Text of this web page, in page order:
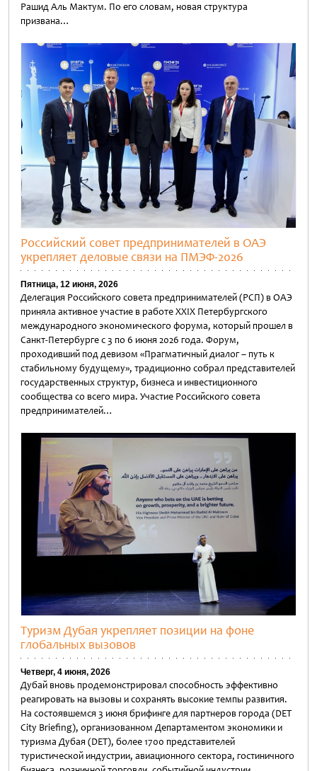
Рашид Аль Мактум. По его словам, новая структура
призвана…
Российский совет предпринимателей в ОАЭ
укрепляет деловые связи на ПМЭФ-2026
Пятница, 12 июня, 2026
Делегация Российского совета предпринимателей (РСП) в ОАЭ
приняла активное участие в работе XXIX Петербургского
международного экономического форума, который прошел в
Санкт-Петербурге с 3 по 6 июня 2026 года. Форум,
проходивший под девизом «Прагматичный диалог – путь к
стабильному будущему», традиционно собрал представителей
государственных структур, бизнеса и инвестиционного
сообщества со всего мира. Участие Российского совета
предпринимателей…
Туризм Дубая укрепляет позиции на фоне
глобальных вызовов
Четверг, 4 июня, 2026
Дубай вновь продемонстрировал способность эффективно
реагировать на вызовы и сохранять высокие темпы развития.
На состоявшемся 3 июня брифинге для партнеров города (DET
City Briefing), организованном Департаментом экономики и
туризма Дубая (DET), более 1700 представителей
туристической индустрии, авиационного сектора, гостиничного